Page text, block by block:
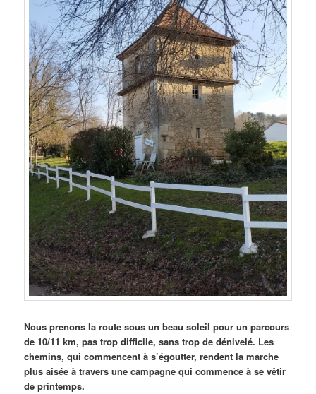
Nous prenons la route sous un beau soleil pour un parcours
de 10/11 km, pas trop difficile, sans trop de dénivelé. Les
chemins, qui commencent à s’égoutter, rendent la marche
plus aisée à travers une campagne qui commence à se vêtir
de printemps.